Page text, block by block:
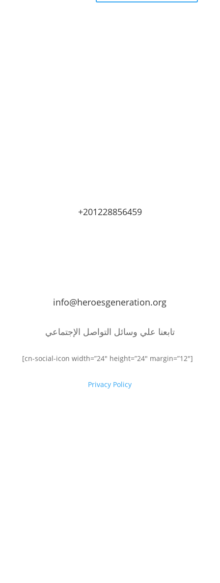
+201228856459
info@heroesgeneration.org
تابعنا علي وسائل التواصل الإجتماعي
[cn-social-icon width=”24″ height=”24″ margin=”12″]
Privacy Policy